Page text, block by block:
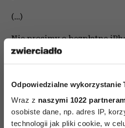
Odpowiedzialne wykorzystanie
Wraz z naszymi 1022
osobiste dane, np. adres IP,
technologii jak pliki cookie, w
(...)
Nie prosimy o bezpłatne
żebyście przestali
zapłaty.
Taylor”